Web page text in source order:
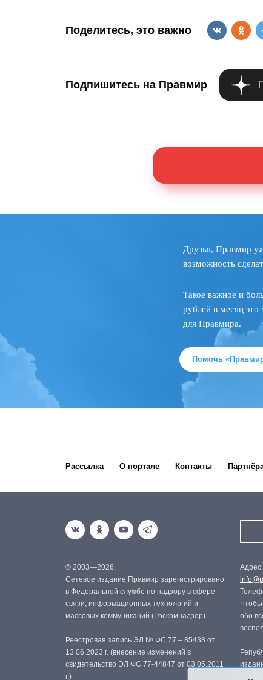
Поделитесь, это важно
Подпишитесь на Правмир
Друзья, Правмир
возможность
Такое важное и
рублей в месяц
для Правмира.
Помочь
Рассылка О портале Контакты
© 2003—2026.
Сетевое издание Правмир зарегистрировано
в Федеральной службе по надзору в сфере
связи, информационных технологий и
массовых коммуникаций (Роскомнадзор).
Реестровая запись ЭЛ № ФС 77 – 85438 от
13.06.2023 г. (внесение изменений в
свидетельство ЭЛ ФС 77-44847 от 03.05.2011
г.)
Адрес
Чтобы
обо